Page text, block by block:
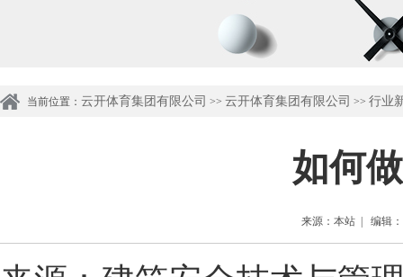
当前位置： 云开体育集团有限公司 >> 云开体育集团有限公司 >> 行业
如何
来源：本站 | 编辑